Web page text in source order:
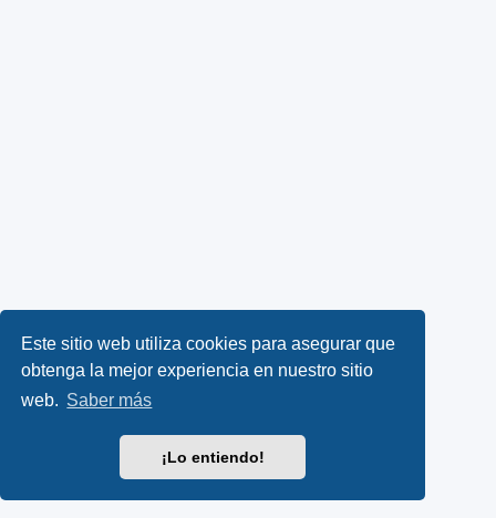
Este sitio web utiliza cookies para asegurar que
obtenga la mejor experiencia en nuestro sitio
web. Saber más
¡Lo entiendo!